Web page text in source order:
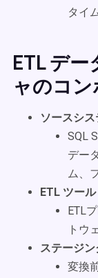
タイ
ETL デ
ャのコ
ソースシ
SQL
デー
ム、
ETL ツール
ETL
トウ
ステージ
変換